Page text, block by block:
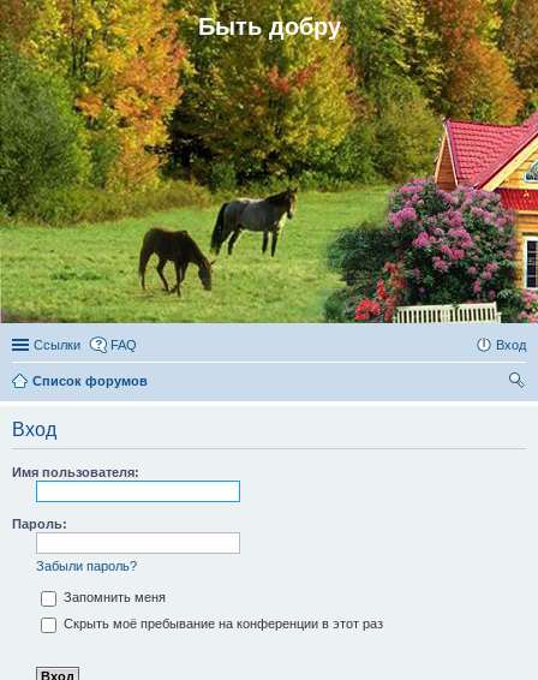
Быть добру
Ссылки FAQ Вход
Список форумов
Вход
Имя пользователя:
Пароль:
Забыли пароль?
Запомнить меня
Скрыть моё пребывание на конференции в этот раз